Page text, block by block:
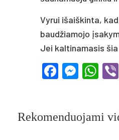
Vyrui išaiškinta,
baudžiamojo
Jei kaltinamasis
Rekomenduojami